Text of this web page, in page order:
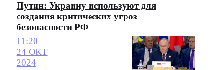
Путин: Украину используют для
создания критических угроз
безопасности РФ
11:20
24 ОКТ
2024